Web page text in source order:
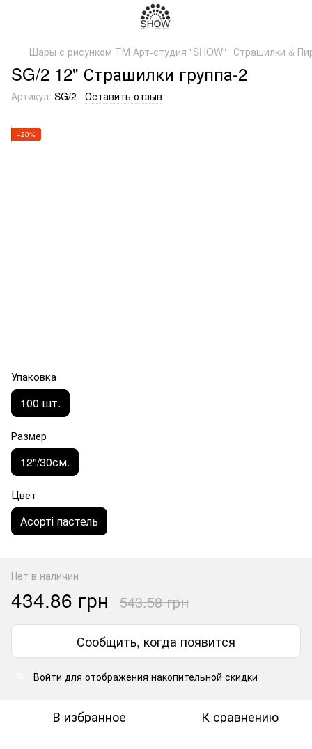
Шары с рисунком ТМ Арт-студия "SHOW" Страшилки &
SG/2 12" Страшилки группа-2
Артикул: SG/2 Оставить отзыв
−20%
Упаковка
100 шт.
Размер
12"/30см.
Цвет
Асорті пастель
Нет в наличии
434.86 грн 543.58 грн
Сообщить, когда появится
Войти для отображения накопительной скидки
В избранное К сравнению